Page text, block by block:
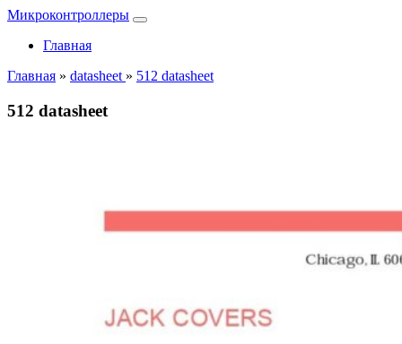
Микроконтроллеры
Главная
Главная » datasheet » 512 datasheet
512 datasheet